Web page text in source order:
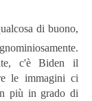
di buono,
c'è Biden il
le immagini ci
più in grado di